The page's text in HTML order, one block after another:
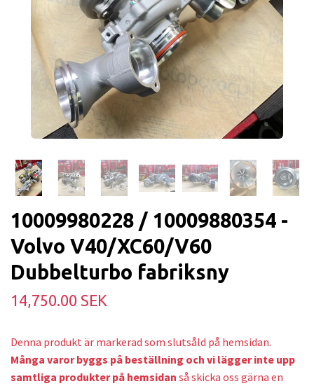
10009980228 / 10009880354 -
Volvo V40/XC60/V60
Dubbelturbo fabriksny
14,750.00 SEK
Denna produkt är markerad som slutsåld på hemsidan.
Många varor byggs på beställning och vi lägger inte upp
samtliga produkter på hemsidan så skicka oss gärna en